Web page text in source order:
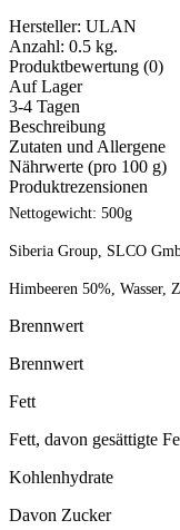
Hersteller: ULAN
Anzahl: 0.5 kg.
Produktbewertung (0)
Auf Lager
3-4 Tagen
Beschreibung
Zutaten und Allergene
Nährwerte (pro 100 g)
Produktrezensionen
Nettogewicht: 500g
Siberia Group, SLCO
Himbeeren 50%, Wasser,
Fett, davon
Davon